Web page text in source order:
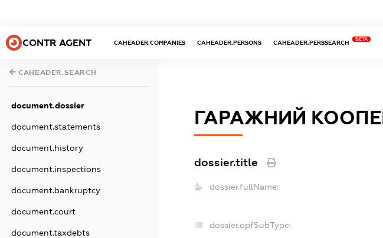
CONTR AGENT CAHEADER.COMPANIES CAHEADER.PERSONS CAHEADER.PERSSEARCH
BETA
CAHEADER.SEARCH
document.dossier
document.statements
document.history
document.inspections
document.bankruptcy
document.court
document.taxdebts
ГАРАЖНИЙ
dossier.title
dossier.fullName:
dossier.opfSubType: